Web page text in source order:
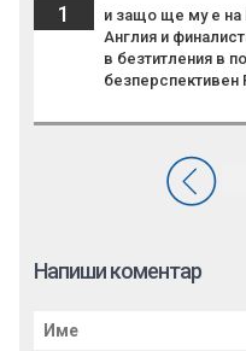
1
и защо ще му е на
Англия и
в безтитления в
безперспективен
Напиши коментар